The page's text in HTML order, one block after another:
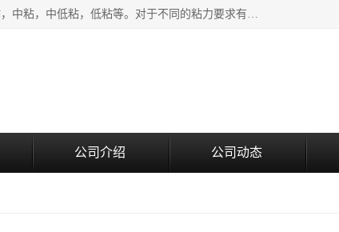
该类保护膜有复合，透明、奶白、蓝色、黑白等膜型。特高粘，高粘，中高粘，中粘，中低粘，低粘等。对于不同的粘力要求有相应的产品相适配。无胶渍残留污染。在较宽的收卷幅度下平整无皱纹，收卷长度大，利于机械化及自动化施工粘贴。为您的产品提供的表面保护解决方案。 产品广泛适用于：铝材、不锈钢、金属、塑料、电子、家电、家具、玻璃、化工材料、装饰材料等。
公司介绍 公司动态